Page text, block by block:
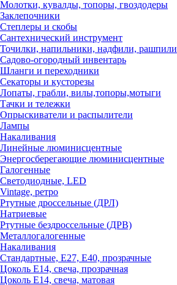
Молотки, кувалды, топоры, гвоздодеры
Заклепочники
Степлеры и скобы
Сантехнический инструмент
Точилки, напильники, надфили, рашпили
Садово-огородный инвентарь
Шланги и переходники
Секаторы и кусторезы
Лопаты, грабли, вилы,топоры,мотыги
Тачки и тележки
Опрыскиватели и распылители
Лампы
Накаливания
Линейные люминисцентные
Энергосберегающие люминисцентные
Галогенные
Светодиодные, LED
Vintage, ретро
Ртутные дроссельные (ДРЛ)
Натриевые
Ртутные бездроссельные (ДРВ)
Металлогалогенные
Накаливания
Стандартные, Е27, Е40, прозрачные
Цоколь Е14, свеча, прозрачная
Цоколь Е14, свеча, матовая